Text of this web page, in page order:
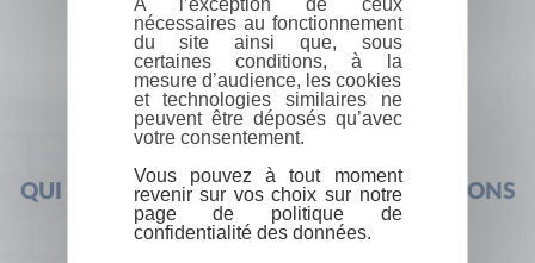
QUI SOMMES-NOUS ?FOIRE AUX QUESTIONS
nécessaires au fonctionnement
du site ainsi que, sous
certaines conditions, à la
mesure d’audience, les cookies
et technologies similaires ne
peuvent être déposés qu’avec
votre consentement.
Vous pouvez à tout moment
revenir sur vos choix sur notre
page de politique de
confidentialité des données.